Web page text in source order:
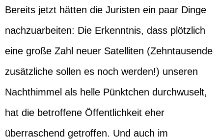
Bereits jetzt hätten die Juristen ein paar Dinge
nachzuarbeiten: Die Erkenntnis, dass plötzlich
eine große Zahl neuer Satelliten (Zehntausende
zusätzliche sollen es noch werden!) unseren
Nachthimmel als helle Pünktchen durchwuselt,
hat die betroffene Öffentlichkeit eher
überraschend getroffen. Und auch im